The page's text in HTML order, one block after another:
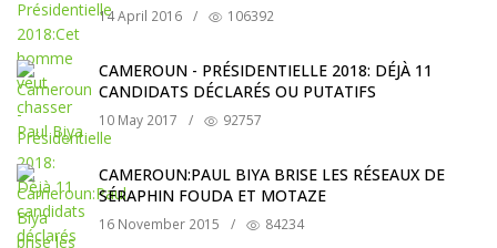
14 April 2016 / 106392
CAMEROUN - PRÉSIDENTIELLE 2018: DÉJÀ 11
CANDIDATS DÉCLARÉS OU PUTATIFS
10 May 2017 / 92757
CAMEROUN:PAUL BIYA BRISE LES RÉSEAUX DE
SÉRAPHIN FOUDA ET MOTAZE
16 November 2015 / 84234